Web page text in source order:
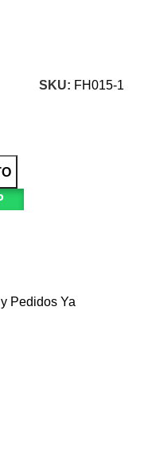
SKU: FH015-1
Pedidos Ya